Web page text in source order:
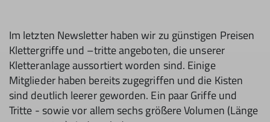
Im letzten Newsletter haben wir zu günstigen Preisen
Klettergriffe und –tritte angeboten, die unserer
Kletteranlage aussortiert worden sind. Einige
Mitglieder haben bereits zugegriffen und die Kisten
sind deutlich leerer geworden. Ein paar Griffe und
Tritte - sowie vor allem sechs größere Volumen (Länge